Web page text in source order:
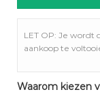
LET OP: Je wordt
aankoop te
Waarom kiezen